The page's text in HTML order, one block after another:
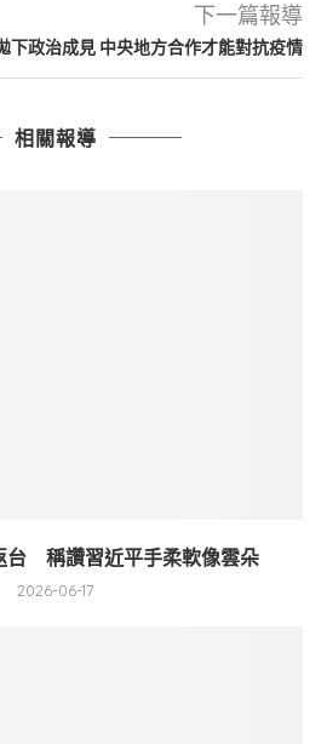
下一篇報導
下政治成見 中央地方合作才能對抗疫情
相關報導
台 稱讚習近平手柔軟像雲朵
2026-06-17